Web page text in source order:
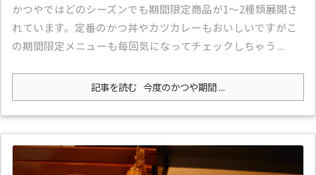
かつやではどのシーズンでも期間限定商品が1～2種類展開さ
れています。定番のかつ丼やカツカレーもおいしいですがこ
の期間限定メニューも毎回気になってチェックしちゃう ...
記事を読む 今度のかつや期間 ...